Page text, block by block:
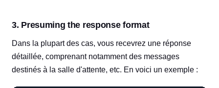
3. Presuming the response format
Dans la plupart des cas, vous recevrez une réponse
détaillée, comprenant notamment des messages
destinés à la salle d'attente, etc. En voici un exemple :